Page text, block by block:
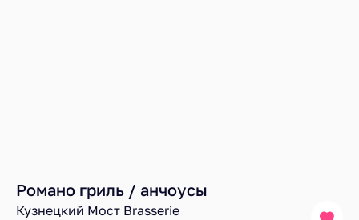
Романо гриль / анчоусы
Кузнецкий Мост Brasserie